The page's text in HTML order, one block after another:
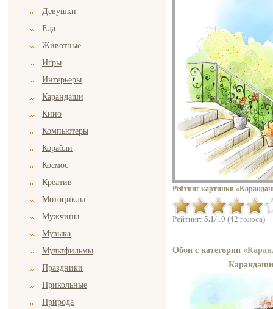
Девушки
Еда
Животные
Игры
Интерьеры
Карандаши
Кино
Компьютеры
Корабли
Космос
Креатив
Мотоциклы
Мужчины
Музыка
Мультфильмы
Праздники
Прикольные
Природа
Рейтинг картинки
Рейтинг: 5.1/10 (42 голоса)
Обои с категории «
Карандаши